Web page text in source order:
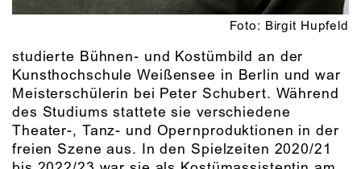
Foto: Birgit Hupfeld
studierte Bühnen- und Kostümbild an der
Kunsthochschule Weißensee in Berlin und war
Meisterschülerin bei Peter Schubert. Während
des Studiums stattete sie verschiedene
Theater-, Tanz- und Opernproduktionen in der
freien Szene aus. In den Spielzeiten 2020/21